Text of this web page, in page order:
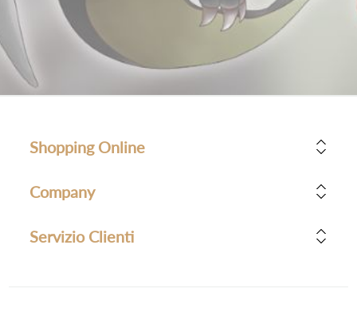
Shopping Online
Company
Servizio Clienti